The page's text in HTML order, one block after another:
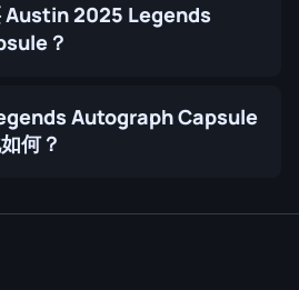
Austin 2025 Legends
？
Autograph Capsule
何？